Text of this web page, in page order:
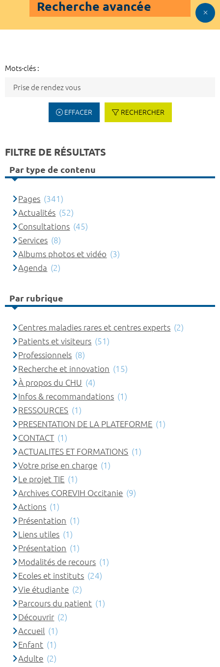
Recherche avancée
Mots-clés :
EFFACER RECHERCHER
FILTRE DE RÉSULTATS
Par type de contenu
Pages (341)
Actualités (52)
Consultations (45)
Services (8)
Albums photos et vidéo (3)
Agenda (2)
Par rubrique
Centres maladies rares et centres experts (2)
Patients et visiteurs (51)
Professionnels (8)
Recherche et innovation (15)
À propos du CHU (4)
Infos & recommandations (1)
RESSOURCES (1)
PRESENTATION DE LA PLATEFORME (1)
CONTACT (1)
ACTUALITES ET FORMATIONS (1)
Votre prise en charge (1)
Le projet TIE (1)
Archives COREVIH Occitanie (9)
Actions (1)
Présentation (1)
Liens utiles (1)
Présentation (1)
Modalités de recours (1)
Ecoles et instituts (24)
Vie étudiante (2)
Parcours du patient (1)
Découvrir (2)
Accueil (1)
Enfant (1)
Adulte (2)